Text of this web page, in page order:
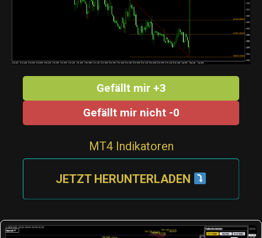
Gefällt mir +3
Gefällt mir nicht -0
MT4 Indikatoren
JETZT HERUNTERLADEN